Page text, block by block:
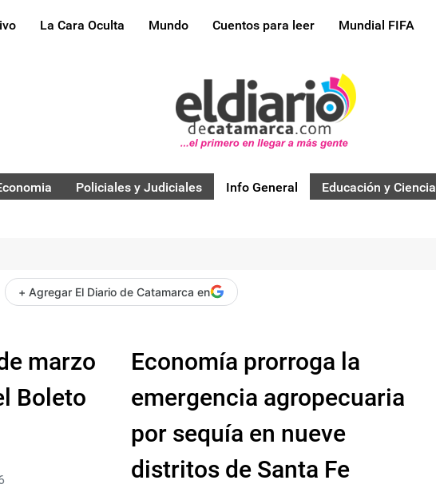
La Cara Oculta Mundo Cuentos para leer Mundial FIFA
Policiales y Judiciales Info General Educación y Ciencia
+ Agregar El Diario de Catamarca en
marzo
Boleto
Economía prorroga la
emergencia agropecuaria
por sequía en nueve
distritos de Santa Fe